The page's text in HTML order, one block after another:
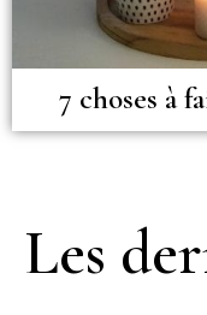
7 choses à
Les